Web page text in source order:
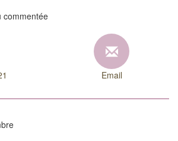
commentée
Email